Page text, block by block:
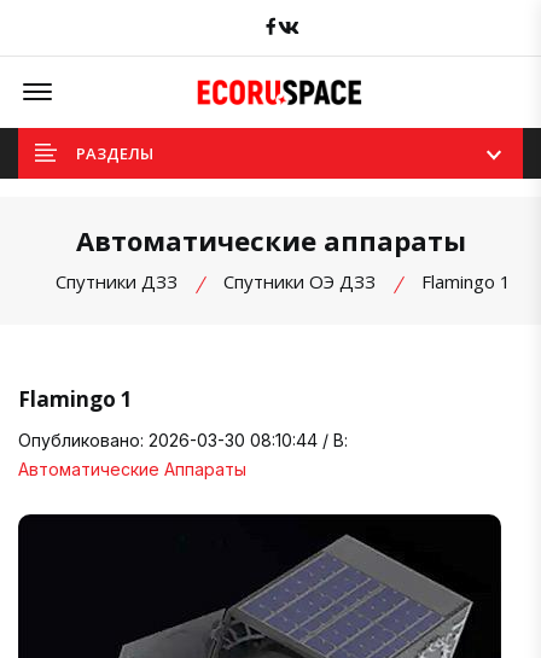
Facebook
Offcanvas Menu Open
РАЗДЕЛЫ
Автоматические аппараты
Спутники ДЗЗ Спутники ОЭ ДЗЗ Flamingo 1
Flamingo 1
Опубликовано: 2026-03-30 08:10:44 / В:
Автоматические Аппараты